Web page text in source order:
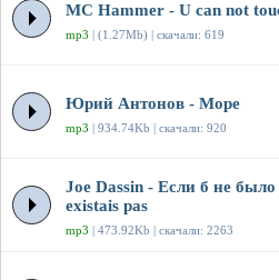
MC Hammer - U can not
mp3 | (1.27Mb) | скачали: 619
Юрий Антонов - Море
mp3 | 934.74Kb | скачали: 920
Joe Dassin - Если б не
existais pas
mp3 | 473.92Kb | скачали: 2263